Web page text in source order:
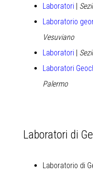
Laboratori |
Laboratorio
Vesuviano
Laboratori |
Laboratori
Palermo
Laboratori di
Laboratorio di